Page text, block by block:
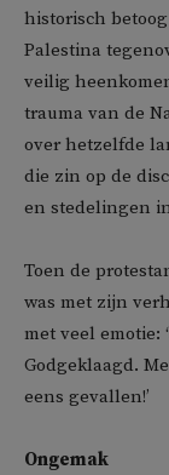
historisch
Palestina
veilig
trauma van de
over hetzelfde
die zin op de
en stedelingen
Toen de
was met zijn
met veel emotie:
Godgeklaagd.
eens gevallen!’
Ongemak